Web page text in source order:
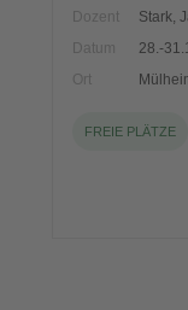
Dozent
Stark,
Datum
28.-
Ort
FREIE PLÄTZE